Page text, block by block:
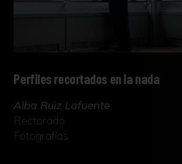
Perfiles recortados en la nada
Alba Ruiz Lafuente
Rectorado
Fotografías